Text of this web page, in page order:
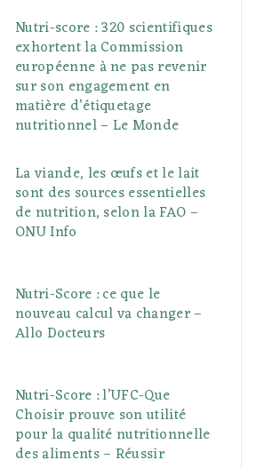
Nutri-score : 320 scientifiques
exhortent la Commission
européenne à ne pas revenir
sur son engagement en
matière d’étiquetage
nutritionnel – Le Monde
La viande, les œufs et le lait
sont des sources essentielles
de nutrition, selon la FAO –
ONU Info
Nutri-Score : ce que le
nouveau calcul va changer –
Allo Docteurs
Nutri-Score : l’UFC-Que
Choisir prouve son utilité
pour la qualité nutritionnelle
des aliments – Réussir